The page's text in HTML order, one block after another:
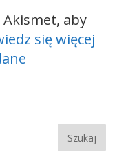
aby
się więcej